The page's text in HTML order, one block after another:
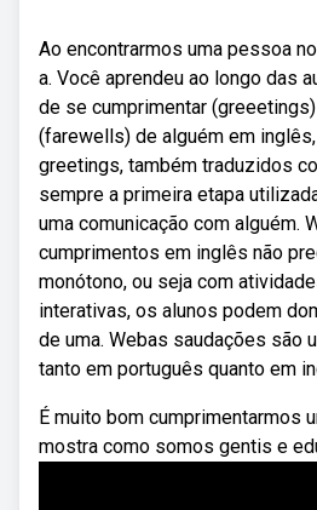
Ao encontrarmos uma pessoa
a. Você aprendeu ao longo das
de se cumprimentar
(farewells) de alguém em
greetings, também traduzidos
sempre a primeira etapa
uma comunicação com alguém.
cumprimentos em inglês não
monótono, ou seja com
interativas, os alunos podem
de uma. Webas saudações são
tanto em português quanto em
É muito bom cumprimentarmos
mostra como somos gentis e